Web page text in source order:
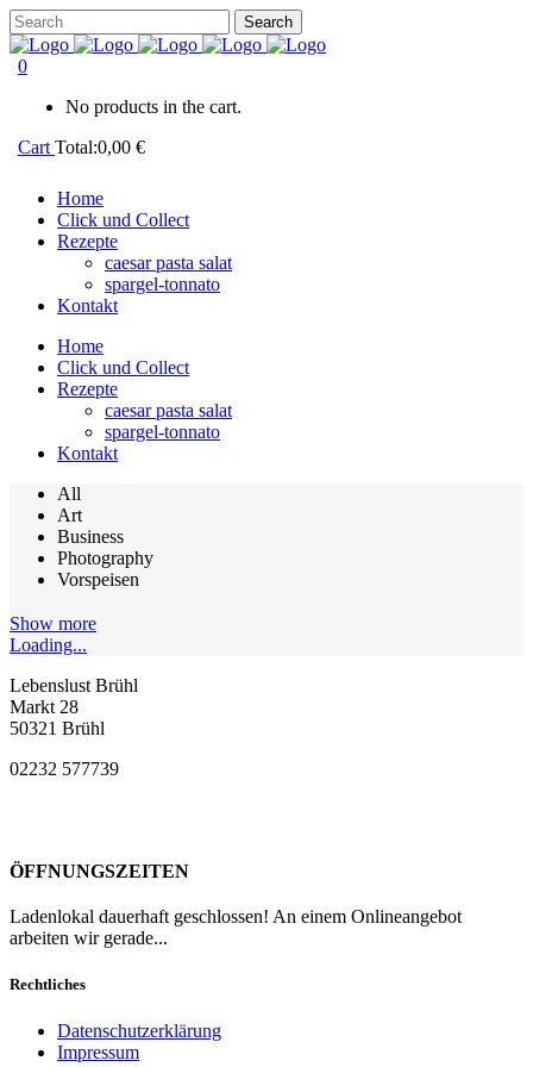
0
No products in the cart.
Cart Total:0,00 €
Home
Click und Collect
Rezepte
caesar pasta salat
spargel-tonnato
Kontakt
Home
Click und Collect
Rezepte
caesar pasta salat
spargel-tonnato
Kontakt
All
Art
Business
Photography
Vorspeisen
Show more
Loading...
Lebenslust Brühl
Markt 28
50321 Brühl
02232 577739
ÖFFNUNGSZEITEN
Ladenlokal dauerhaft geschlossen! An einem Onlineangebot
arbeiten wir gerade...
Rechtliches
Datenschutzerklärung
Impressum